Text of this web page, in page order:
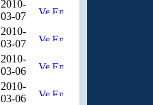
2010-
03-07
2010-
03-07
2010-
03-06
2010-
03-06